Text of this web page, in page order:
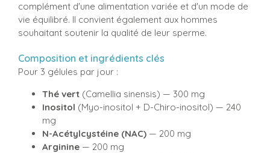
complément d'une alimentation variée et d'un mode de
vie équilibré. Il convient également aux hommes
souhaitant soutenir la qualité de leur sperme.
Composition et ingrédients clés
Pour 3 gélules par jour :
Thé vert (Camellia sinensis) — 300 mg
Inositol (Myo-inositol + D-Chiro-inositol) — 240
mg
N-Acétylcystéine (NAC) — 200 mg
Arginine — 200 mg